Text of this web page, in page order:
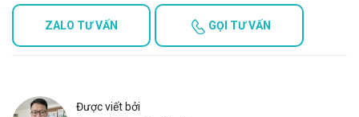
ZALO TƯ VẤN GỌI TƯ VẤN
Được viết bởi